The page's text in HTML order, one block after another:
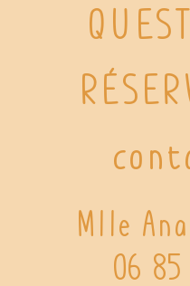
Mlle
06 85